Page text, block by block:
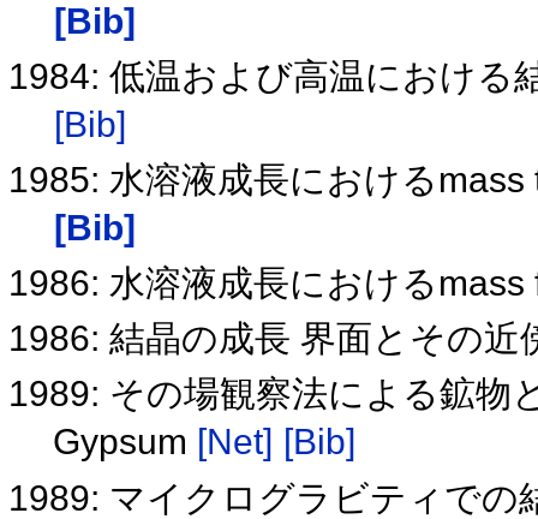
[Bib]
1984: 低温および高温における
[Bib]
1985: 水溶液成長における
[Bib]
1986: 水溶液成長における
1986: 結晶の成長 界面とその
1989: その場観察法による鉱物
Gypsum [Net] [Bib]
1989: マイクログラビティでの